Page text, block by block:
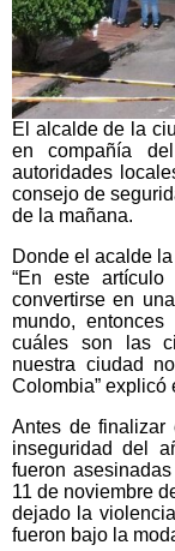
El alcalde de la
en compañía
autoridades
consejo de
de la mañana.
Donde el acalde
“En este
convertirse en
mundo,
cuáles son las
nuestra ciudad
Colombia” explicó
Antes de finalizar
inseguridad del
fueron
11 de noviembre
dejado la
fueron bajo la